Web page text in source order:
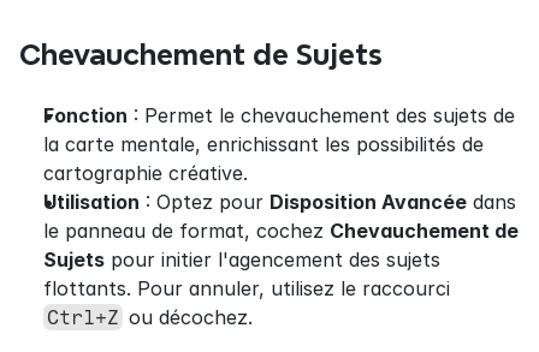
Chevauchement de Sujets
Fonction : Permet le chevauchement des sujets de
la carte mentale, enrichissant les possibilités de
cartographie créative.
Utilisation : Optez pour Disposition Avancée dans
le panneau de format, cochez Chevauchement de
Sujets pour initier l'agencement des sujets
Ctrl+Z ou décochez.